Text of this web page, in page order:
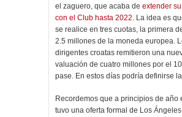
el zaguero, que acaba de extender
con el Club hasta 2022. La idea es
se realice en tres cuotas, la primera
2.5 millones de la moneda europea.
dirigentes croatas remitieron una
valuación de cuatro millones por el
pase. En estos días podría definirse
Recordemos que a principios de año
tuvo una oferta formal de Los